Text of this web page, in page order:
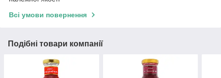
Всі умови повернення
Подібні товари компанії